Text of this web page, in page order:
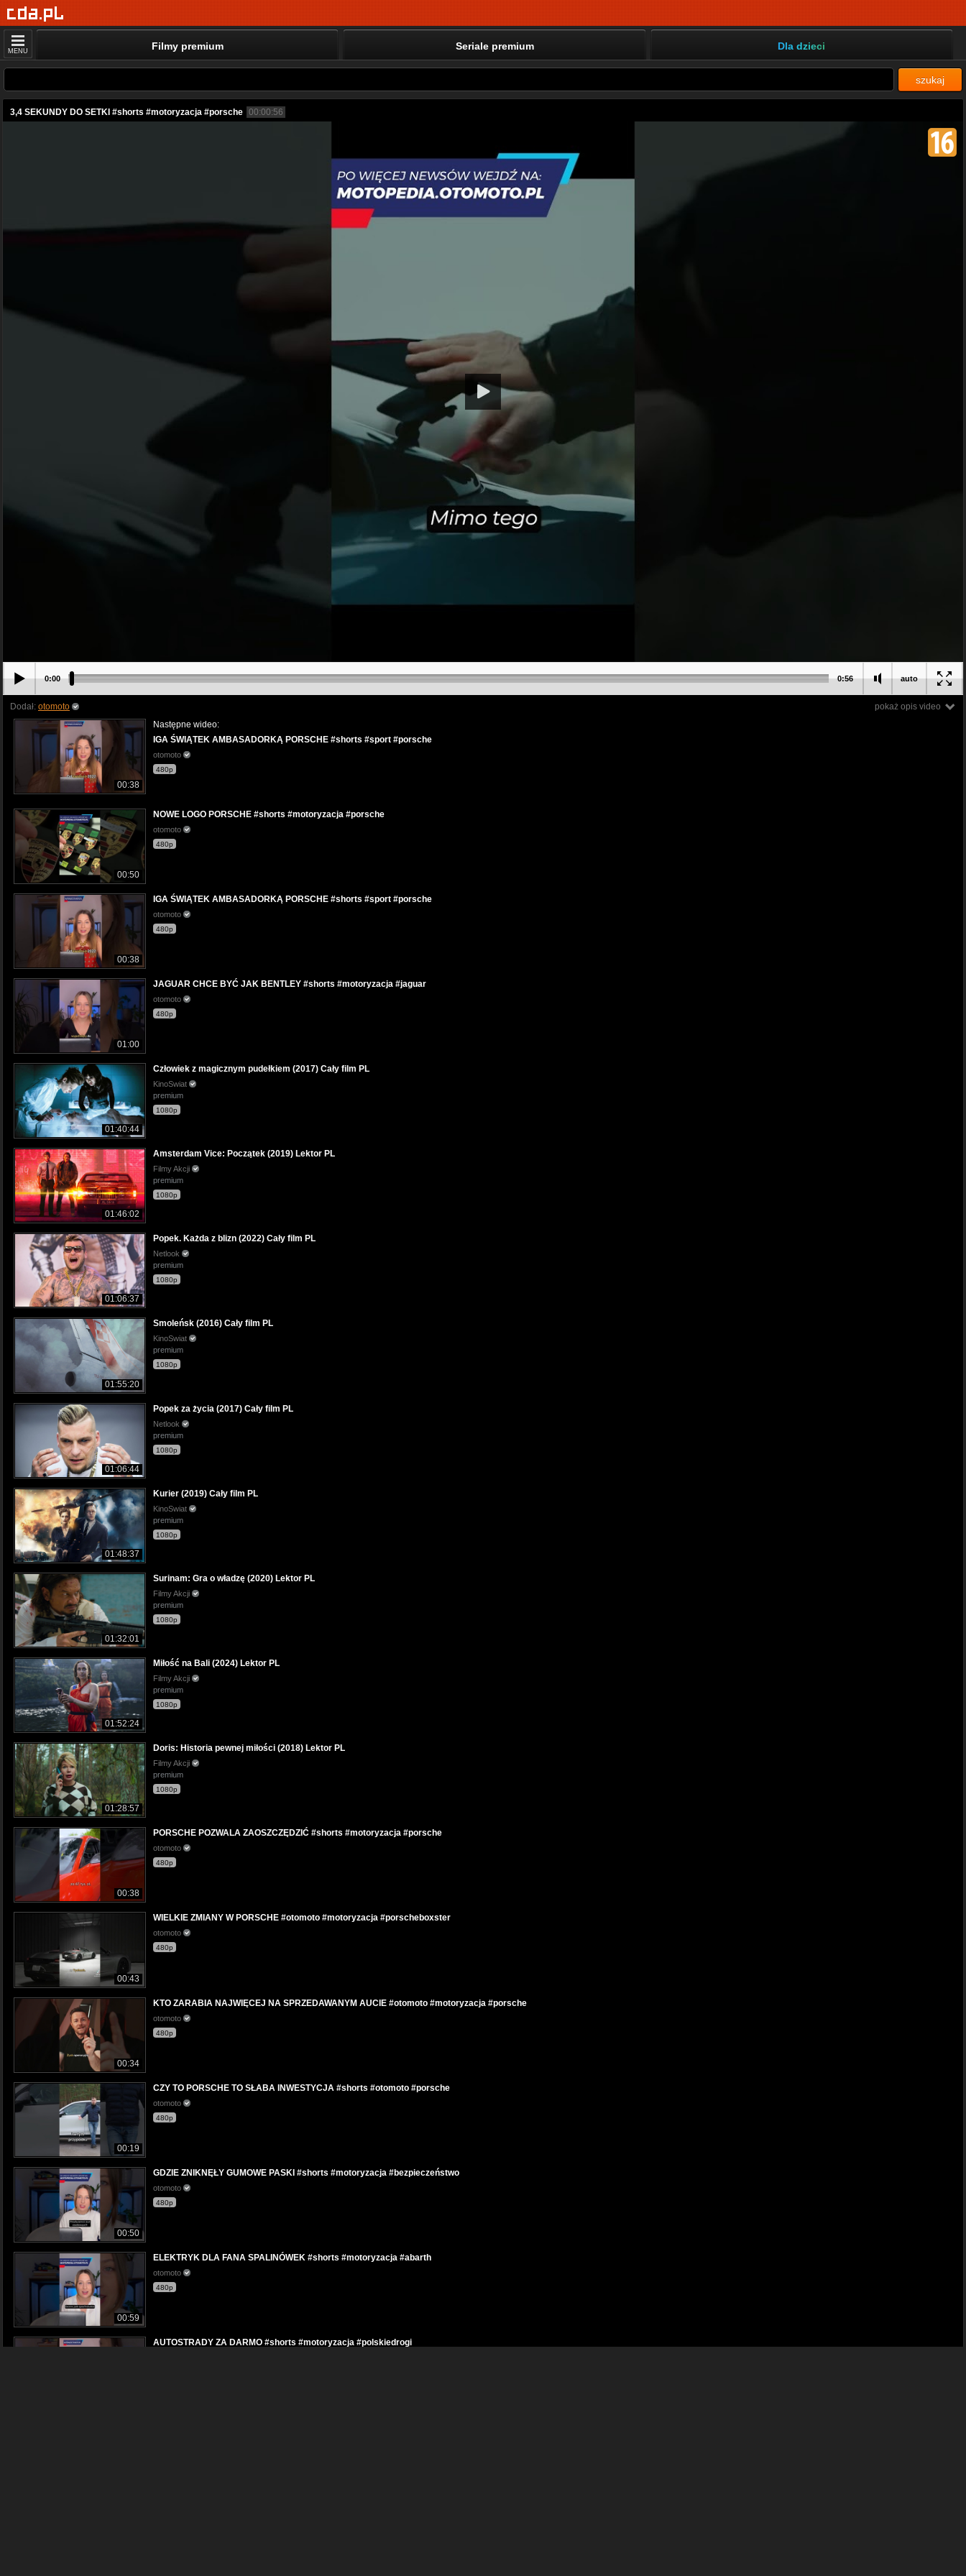
MENU Filmy premium Seriale premium Dla dzieci
szukaj
3,4 SEKUNDY DO SETKI #shorts #motoryzacja #porsche 00:00:56
auto
0:00 0:56
pokaż opis video
Dodał: otomoto
00:38
Następne wideo:
IGA ŚWIĄTEK AMBASADORKĄ PORSCHE #shorts #sport #porsche
otomoto
480p
00:50
NOWE LOGO PORSCHE #shorts #motoryzacja #porsche
otomoto
480p
00:38
IGA ŚWIĄTEK AMBASADORKĄ PORSCHE #shorts #sport #porsche
otomoto
480p
01:00
JAGUAR CHCE BYĆ JAK BENTLEY #shorts #motoryzacja #jaguar
otomoto
480p
01:40:44
Człowiek z magicznym pudełkiem (2017) Cały film PL
KinoSwiat
premium
1080p
01:46:02
Amsterdam Vice: Początek (2019) Lektor PL
Filmy Akcji
premium
1080p
01:06:37
Popek. Każda z blizn (2022) Cały film PL
Netlook
premium
1080p
01:55:20
Smoleńsk (2016) Cały film PL
KinoSwiat
premium
1080p
01:06:44
Popek za życia (2017) Cały film PL
Netlook
premium
1080p
01:48:37
Kurier (2019) Cały film PL
KinoSwiat
premium
1080p
01:32:01
Surinam: Gra o władzę (2020) Lektor PL
Filmy Akcji
premium
1080p
01:52:24
Miłość na Bali (2024) Lektor PL
Filmy Akcji
premium
1080p
01:28:57
Doris: Historia pewnej miłości (2018) Lektor PL
Filmy Akcji
premium
1080p
00:38
PORSCHE POZWALA ZAOSZCZĘDZIĆ #shorts #motoryzacja #porsche
otomoto
480p
00:43
WIELKIE ZMIANY W PORSCHE #otomoto #motoryzacja #porscheboxster
otomoto
480p
00:34
KTO ZARABIA NAJWIĘCEJ NA SPRZEDAWANYM AUCIE #otomoto #motoryzacja #porsche
otomoto
480p
00:19
CZY TO PORSCHE TO SŁABA INWESTYCJA #shorts #otomoto #porsche
otomoto
480p
00:50
GDZIE ZNIKNĘŁY GUMOWE PASKI #shorts #motoryzacja #bezpieczeństwo
otomoto
480p
00:59
ELEKTRYK DLA FANA SPALINÓWEK #shorts #motoryzacja #abarth
otomoto
480p
AUTOSTRADY ZA DARMO #shorts #motoryzacja #polskiedrogi